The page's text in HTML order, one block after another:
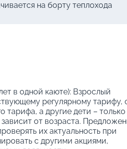
на борту теплохода
в одной каюте): Взрослый
регулярному тарифу,
тарифа, а другие дети – только
от возраста.
их актуальность при
с другими акциями,